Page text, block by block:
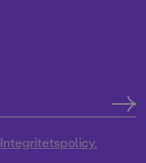
Integritetspolicy.